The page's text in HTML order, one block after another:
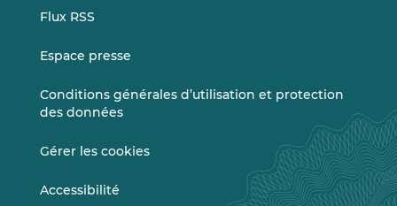
Flux RSS
Espace presse
Conditions générales d’utilisation et protection
des données
Gérer les cookies
Accessibilité